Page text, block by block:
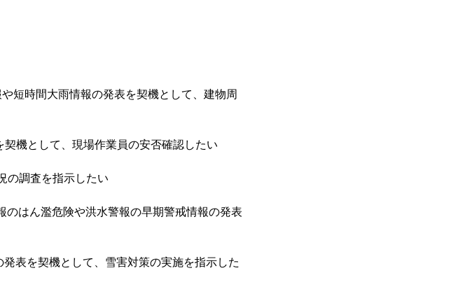
短時間大雨情報の発表を契機として、建物周
機として、現場作業員の安否確認したい
の調査を指示したい
はん濫危険や洪水警報の早期警戒情報の発表
表を契機として、雪害対策の実施を指示した